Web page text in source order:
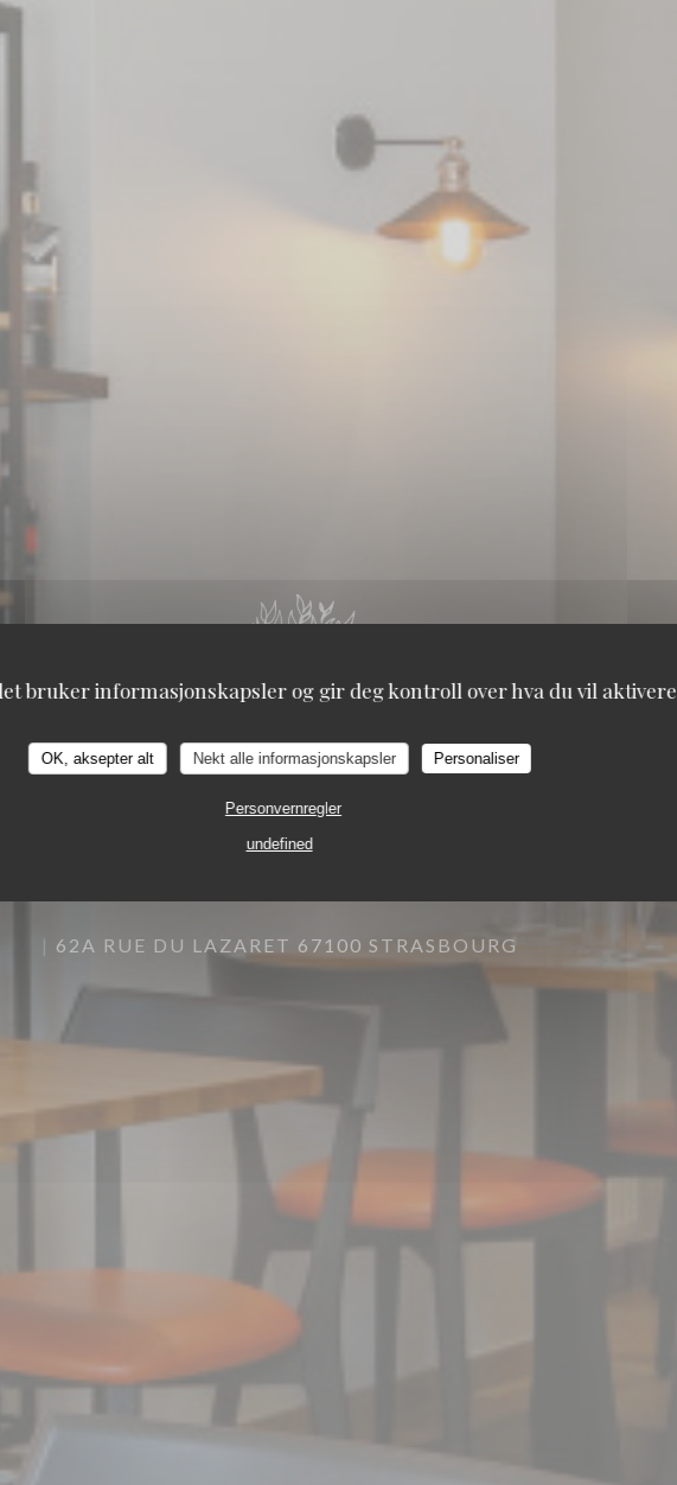
bruker informasjonskapsler og gir deg kontroll over hva du vil aktivere
OK, aksepter alt Nekt alle informasjonskapsler Personaliser
Personvernregler
undefined
62A RUE DU LAZARET 67100 STRASBOURG